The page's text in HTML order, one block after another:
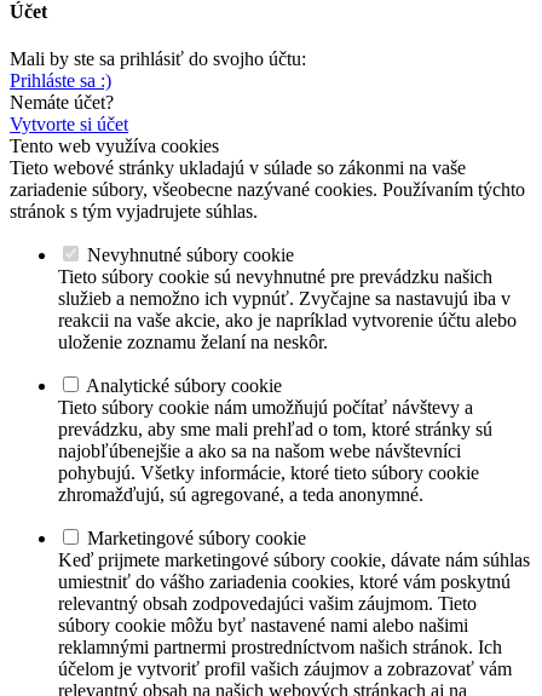
Účet
Mali by ste sa prihlásiť do svojho účtu:
Prihláste sa :)
Nemáte účet?
Vytvorte si účet
Tento web využíva cookies
Tieto webové stránky ukladajú v súlade so zákonmi na vaše
zariadenie súbory, všeobecne nazývané cookies. Používaním týchto
stránok s tým vyjadrujete súhlas.
Nevyhnutné súbory cookie
Tieto súbory cookie sú nevyhnutné pre prevádzku našich
služieb a nemožno ich vypnúť. Zvyčajne sa nastavujú iba v
reakcii na vaše akcie, ako je napríklad vytvorenie účtu alebo
uloženie zoznamu želaní na neskôr.
Analytické súbory cookie
Tieto súbory cookie nám umožňujú počítať návštevy a
prevádzku, aby sme mali prehľad o tom, ktoré stránky sú
najobľúbenejšie a ako sa na našom webe návštevníci
pohybujú. Všetky informácie, ktoré tieto súbory cookie
zhromažďujú, sú agregované, a teda anonymné.
Marketingové súbory cookie
Keď prijmete marketingové súbory cookie, dávate nám súhlas
umiestniť do vášho zariadenia cookies, ktoré vám poskytnú
relevantný obsah zodpovedajúci vašim záujmom. Tieto
súbory cookie môžu byť nastavené nami alebo našimi
reklamnými partnermi prostredníctvom našich stránok. Ich
účelom je vytvoriť profil vašich záujmov a zobrazovať vám
relevantný obsah na našich webových stránkach aj na